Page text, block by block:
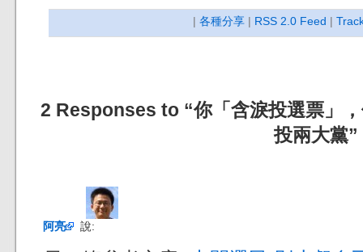
| 各種分享 | RSS 2.0 Feed |
2 Responses to “你「含淚投選票」
投兩大黨”
阿亮 說: